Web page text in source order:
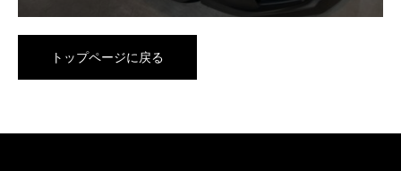
トップページに戻る